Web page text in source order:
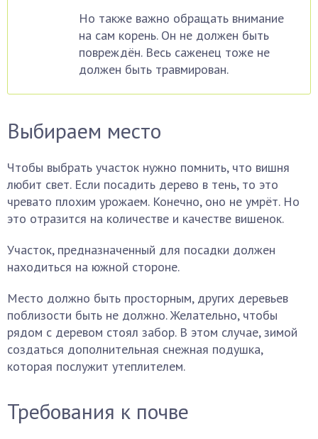
Но также важно обращать внимание
на сам корень. Он не должен быть
повреждён. Весь саженец тоже не
должен быть травмирован.
Выбираем место
Чтобы выбрать участок нужно помнить, что вишня
любит свет. Если посадить дерево в тень, то это
чревато плохим урожаем. Конечно, оно не умрёт. Но
это отразится на количестве и качестве вишенок.
Участок, предназначенный для посадки должен
находиться на южной стороне.
Место должно быть просторным, других деревьев
поблизости быть не должно. Желательно, чтобы
рядом с деревом стоял забор. В этом случае, зимой
создаться дополнительная снежная подушка,
которая послужит утеплителем.
Требования к почве